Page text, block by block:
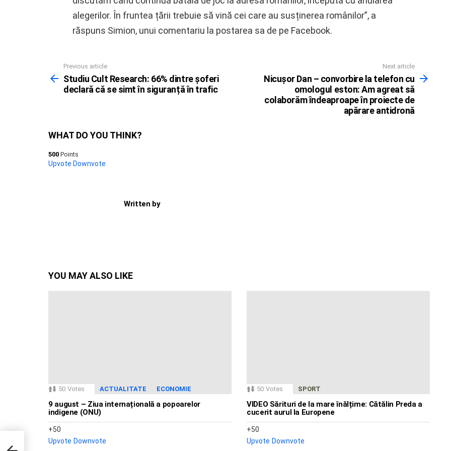
alegerilor. În fruntea țării trebuie să vină cei care au susținerea românilor”, a
răspuns Simion, unui comentariu la postarea sa de pe Facebook.
more
Previous article
Studiu Cult Research: 66% dintre șoferi
declară că se simt în siguranță în trafic
Next article
Nicușor Dan – convorbire la telefon cu
omologul eston: Am agreat să
colaborăm îndeaproape în proiecte de
apărare antidronă
WHAT DO YOU THINK?
500 Points
Upvote Downvote
Written by
YOU MAY ALSO LIKE
50 Votes ACTUALITATE ECONOMIE
9 august – Ziua internațională a popoarelor
indigene (ONU)
50
Upvote Downvote
50 Votes SPORT
VIDEO Sărituri de la mare înălțime: Cătălin Preda a
cucerit aurul la Europene
50
Upvote Downvote